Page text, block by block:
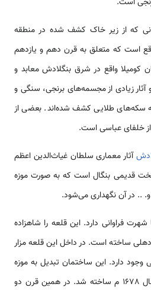
است.
که از زیر خاک کشف شده در منطقه
است که متعلق به قرن دهم و یازدهم
کومیلا واقع در شرق بنگلادش معابد و
آثار زیادی از مجسمه‌های برنجی، سنگی و
سکه‌های طلایی کشف شده‌اند. بعضی از
خلفای عباسی است.
آثار معماری سلطان غیاث‌الدین اعظم
پایتخت قدیمی‌ بنگال است که به صورت موزه
.. در آن نگهداری می‌شود.
فراوانی دارد. این قلعه را شاهزاده
ساخته است. در داخل این قلعه مزار
دارد. این ساختمان تبدیل به موزه
شده است. قلعه لال باغ در سال 1678 م ساخته شد. در همین قرن دو